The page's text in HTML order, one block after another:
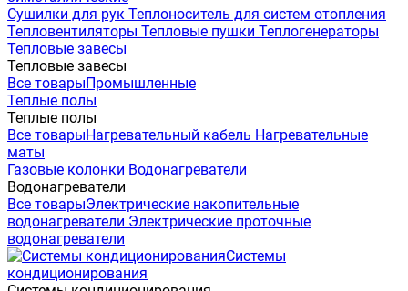
Сушилки для рук Теплоноситель для систем отопления
Тепловентиляторы Тепловые пушки Теплогенераторы
Тепловые завесы
Тепловые завесы
Все товарыПромышленные
Теплые полы
Теплые полы
Все товарыНагревательный кабель Нагревательные
маты
Газовые колонки Водонагреватели
Водонагреватели
Все товарыЭлектрические накопительные
водонагреватели Электрические проточные
водонагреватели
Системы
кондиционирования